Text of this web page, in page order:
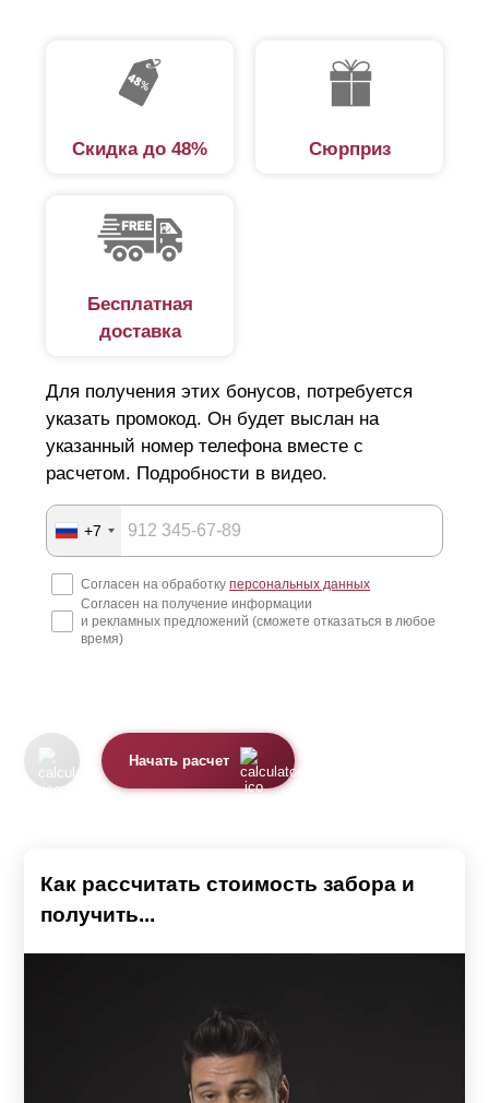
Скидка до 48% Сюрприз
Бесплатная
доставка
Для получения этих бонусов, потребуется
указать промокод. Он будет выслан на
указанный номер телефона вместе с
расчетом. Подробности в видео.
+7
Согласен на обработку персональных данных
Согласен на получение информации
и рекламных предложений (сможете отказаться в любое
время)
Начать расчет
Как рассчитать стоимость забора и
получить...